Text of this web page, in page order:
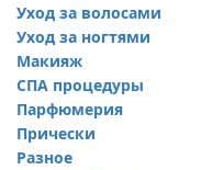
Уход за волосами
Уход за ногтями
Макияж
СПА процедуры
Парфюмерия
Прически
Разное